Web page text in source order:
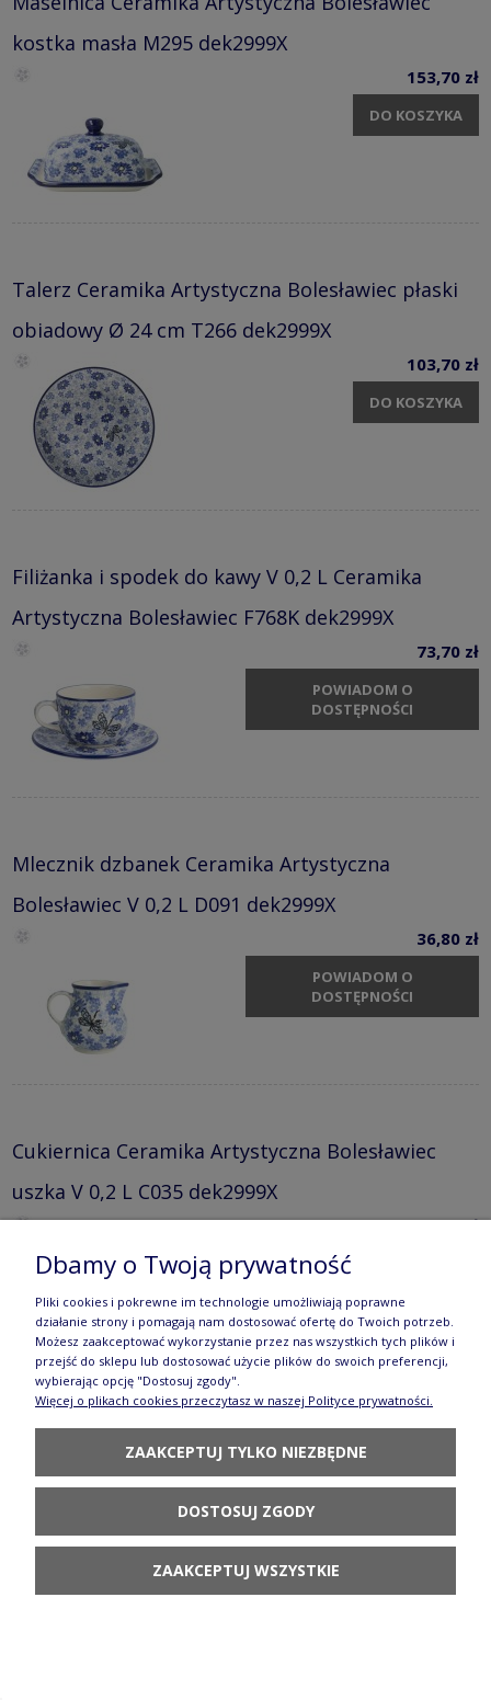
kostka masła M295 dek2999X
153,70 zł
DO KOSZYKA
Talerz Ceramika Artystyczna Bolesławiec płaski
obiadowy Ø 24 cm T266 dek2999X
103,70 zł
DO KOSZYKA
Filiżanka i spodek do kawy V 0,2 L Ceramika
Artystyczna Bolesławiec F768K dek2999X
73,70 zł
POWIADOM O
DOSTĘPNOŚCI
Mlecznik dzbanek Ceramika Artystyczna
Bolesławiec V 0,2 L D091 dek2999X
36,80 zł
POWIADOM O
DOSTĘPNOŚCI
Cukiernica Ceramika Artystyczna Bolesławiec
uszka V 0,2 L C035 dek2999X
74,70 zł
kawy V 1,2 L C060dek2999X
DO KOSZYKA
Dbamy o Twoją prywatność
Pliki cookies i pokrewne im technologie umożliwiają poprawne
działanie strony i pomagają nam dostosować ofertę do Twoich potrzeb.
Możesz zaakceptować wykorzystanie przez nas wszystkich tych plików i
przejść do sklepu lub dostosować użycie plików do swoich preferencji,
wybierając opcję "Dostosuj zgody".
Więcej o plikach cookies przeczytasz w naszej Polityce prywatności.
ZAAKCEPTUJ TYLKO NIEZBĘDNE
DOSTOSUJ ZGODY
ZAAKCEPTUJ WSZYSTKIE